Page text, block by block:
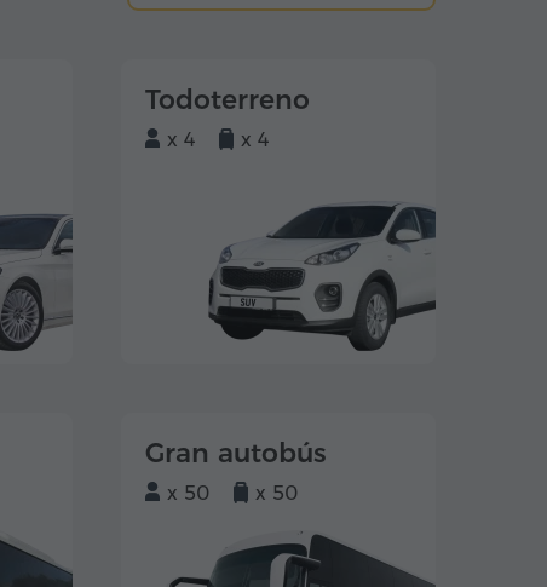
Todoterreno
x 4 x 4
Gran autobús
x 50 x 50